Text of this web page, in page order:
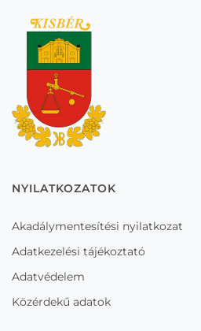
NYILATKOZATOK
Akadálymentesítési nyilatkozat
Adatkezelési tájékoztató
Adatvédelem
Közérdekű adatok